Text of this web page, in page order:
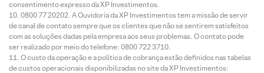
consentimento expresso da XP Investimentos.
0800 77 20202. A Ouvidoria da XP Investimentos tem a missão de servir
de canal de contato sempre que os clientes que não se sentirem satisfeitos
com as soluções dadas pela empresa aos seus problemas. O contato pode
ser realizado por meio do telefone: 0800 722 3710.
O custo da operação e a política de cobrança estão definidos nas tabelas
de custos operacionais disponibilizadas no site da XP Investimentos: